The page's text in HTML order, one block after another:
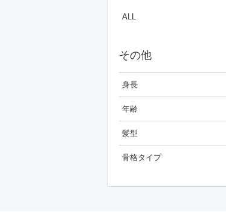
ALL
その他
身長
年齢
髪型
骨格タイプ